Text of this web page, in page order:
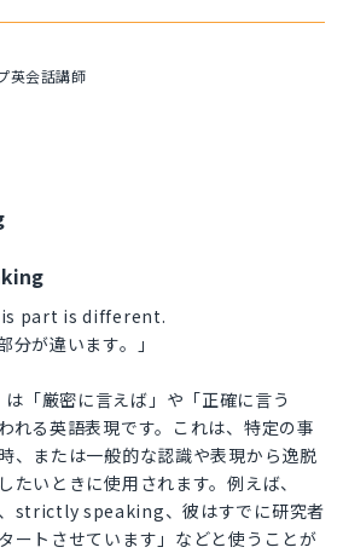
英会話講師
part is different.
分が違います。」
「厳密に言えば」や「正確に言う
れる英語表現です。これは、特定の事
、または一般的な認識や表現から逸脱
たいときに使用されます。例えば、
、strictly speaking、彼はすでに研究者
ートさせています」などと使うことが